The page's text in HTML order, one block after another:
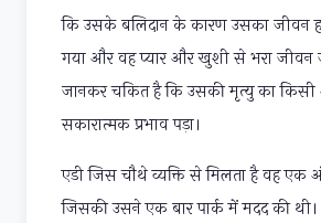
कि उसके बलिदान के कारण उसका जीवन
गया और वह प्यार और खुशी से भरा जीवन
जानकर चकित है कि उसकी मृत्यु का
सकारात्मक प्रभाव पड़ा।
एडी जिस चौथे व्यक्ति से मिलता है वह एक
जिसकी उसने एक बार पार्क में मदद की